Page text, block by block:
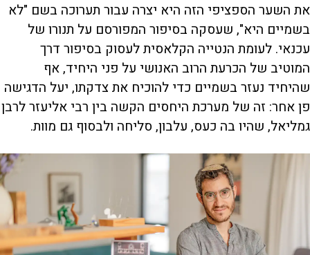
את השער הספציפי הזה היא יצרה עבור תערוכה בשם "לא
בשמיים היא", שעסקה בסיפור המפורסם על תנורו של
עכנאי. לעומת הנטייה הקלאסית לעסוק בסיפור דרך
המוטיב של הכרעת הרוב האנושי על פני היחיד, אף
שהיחיד נעזר בשמיים כדי להוכיח את צדקתו, יעל הדגישה
פן אחר: זה של מערכת היחסים הקשה בין רבי אליעזר לרבן
גמליאל, שהיו בה כעס, עלבון, סליחה ולבסוף גם מוות.